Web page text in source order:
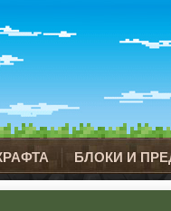
БЛОКИ И